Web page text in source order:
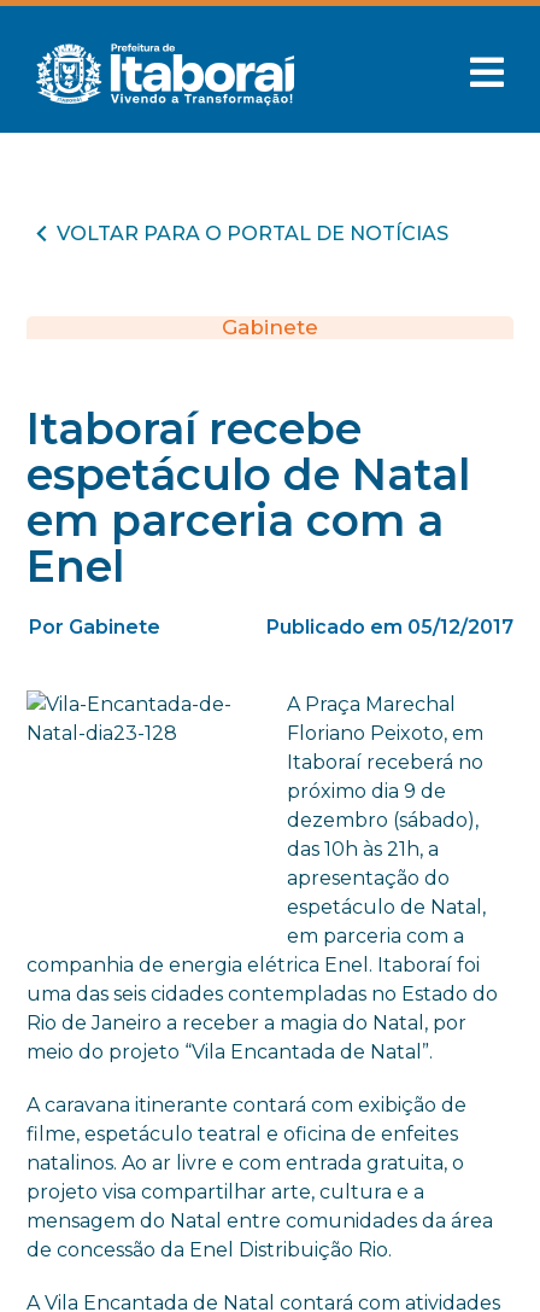
VOLTAR PARA O PORTAL DE NOTÍCIAS
Gabinete
Itaboraí recebe
espetáculo de Natal
em parceria com a
Enel
Por Gabinete Publicado em 05/12/2017
A Praça Marechal
Floriano Peixoto, em
Itaboraí receberá no
próximo dia 9 de
dezembro (sábado),
das 10h às 21h, a
apresentação do
espetáculo de Natal,
em parceria com a
companhia de energia elétrica Enel. Itaboraí foi
uma das seis cidades contempladas no Estado do
Rio de Janeiro a receber a magia do Natal, por
meio do projeto “Vila Encantada de Natal”.
A caravana itinerante contará com exibição de
filme, espetáculo teatral e oficina de enfeites
natalinos. Ao ar livre e com entrada gratuita, o
projeto visa compartilhar arte, cultura e a
mensagem do Natal entre comunidades da área
de concessão da Enel Distribuição Rio.
A Vila Encantada de Natal contará com atividades